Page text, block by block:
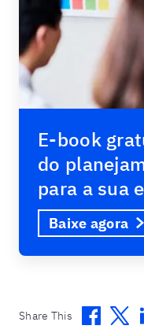
E-book
do
para a sua
Baixe agora
Share This